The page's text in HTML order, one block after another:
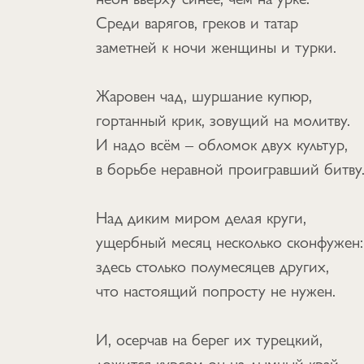
Среди варягов, греков и татар
заметней к ночи женщины и турки.
Жаровен чад, шуршание купюр,
гортанный крик, зовущий на молитву.
И надо всём – обломок двух культур,
в борьбе неравной проигравший битву.
Над диким миром делая круги,
ущербный месяц несколько сконфужен:
здесь столько полумесяцев других,
что настоящий попросту не нужен.
И, осерчав на берег их турецкий,